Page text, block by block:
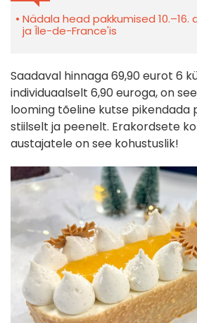
Nädala head pakkumised 10.–16.
ja Île-de-France'is
Saadaval hinnaga 69,90 eurot 6
individuaalselt 6,90 euroga, on
looming tõeline kutse pikendada
stiilselt ja peenelt. Erakordsete
austajatele on see kohustuslik!